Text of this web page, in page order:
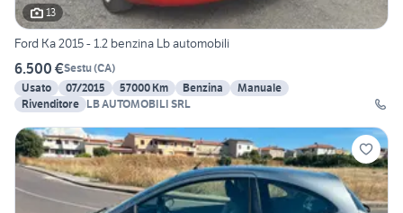
13
Ford Ka 2015 - 1.2 benzina Lb automobili
6.500 €Sestu(CA)
Usato
07/2015 57000 Km Benzina
Manuale
Rivenditore
LB AUTOMOBILI SRL